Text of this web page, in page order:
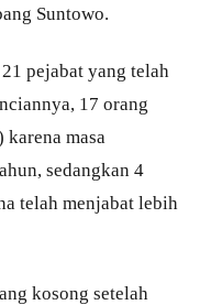
Suntowo.
pejabat yang telah
17 orang
masa
sedangkan 4
telah menjabat lebih
kosong setelah